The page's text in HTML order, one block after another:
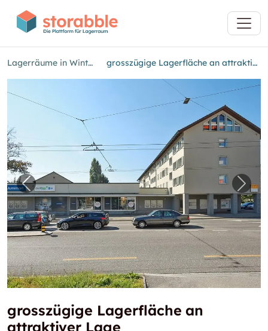
Lagerräume in Winterthur grosszügige Lagerfläche an attraktiver Lage
Vorheriges Bild für "grosszügige
grosszügige Lagerfläche an
attraktiver Lage